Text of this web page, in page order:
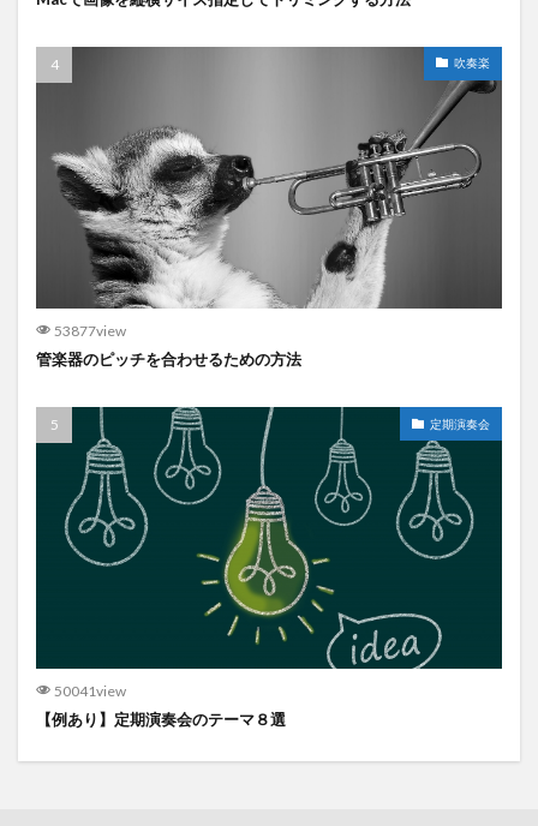
吹奏楽
53877view
管楽器のピッチを合わせるための方法
定期演奏会
50041view
【例あり】定期演奏会のテーマ８選